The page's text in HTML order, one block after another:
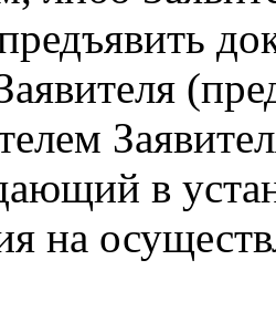
предъявить
в
на